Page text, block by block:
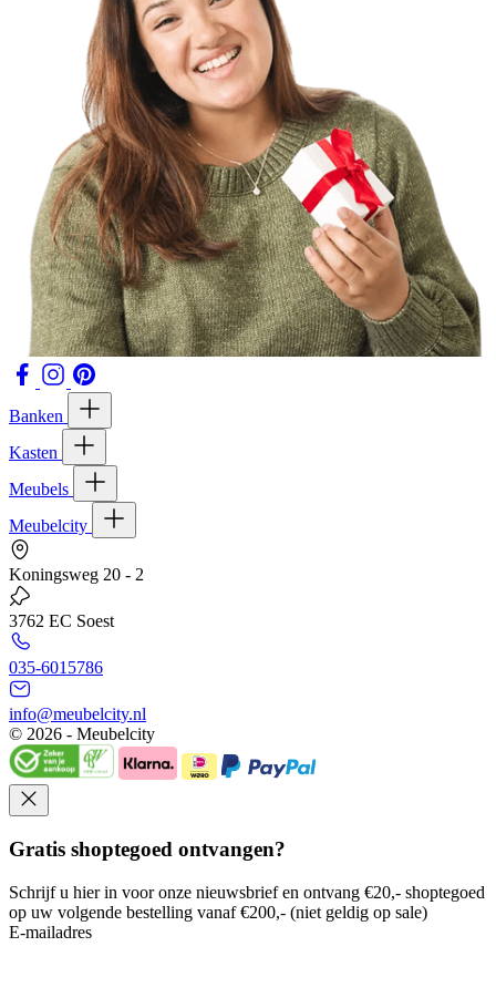
Banken
Kasten
Meubels
Meubelcity
Koningsweg 20 - 2
3762 EC Soest
035-6015786
info@meubelcity.nl
© 2026 - Meubelcity
Gratis shoptegoed ontvangen?
Schrijf u hier in voor onze nieuwsbrief en ontvang €20,- shoptegoed
op uw volgende bestelling vanaf €200,- (niet geldig op sale)
E-mailadres